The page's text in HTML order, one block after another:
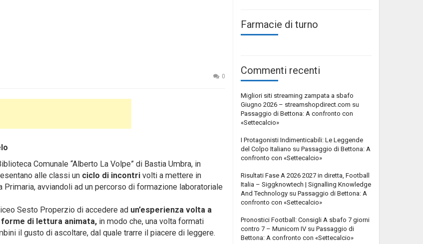
0
Comunale “Alberto La Volpe” di Bastia Umbra, in
alle classi un ciclo di incontri volti a mettere in
avviandoli ad un percorso di formazione laboratoriale
Sesto Properzio di accedere ad un’esperienza volta a
di lettura animata, in modo che, una volta formati
il gusto di ascoltare, dal quale trarre il piacere di leggere.
Farmacie di turno
Commenti recenti
Migliori siti streaming zampata a sbafo
Giugno 2026 – streamshopdirect.com su
Passaggio di Bettona: A confronto con
«Settecalcio»
I Protagonisti Indimenticabili: Le Leggende
del Colpo Italiano su Passaggio di Bettona: A
confronto con «Settecalcio»
Risultati Fase A 2026 2027 in diretta, Football
Italia – Siggknowtech | Signalling Knowledge
And Technology su Passaggio di Bettona: A
confronto con «Settecalcio»
Pronostici Football: Consigli A sbafo 7 giorni
contro 7 – Municorn IV su Passaggio di
Bettona: A confronto con «Settecalcio»